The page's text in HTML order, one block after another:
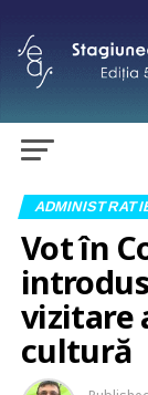
Vot în
vizitare
cultură